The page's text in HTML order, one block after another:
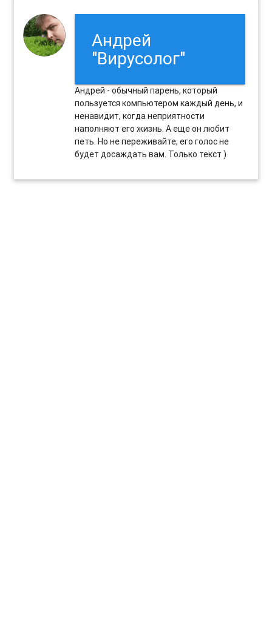
Андрей
"Вирусолог"
Андрей - обычный парень, который
пользуется компьютером каждый день, и
ненавидит, когда неприятности
наполняют его жизнь. А еще он любит
петь. Но не переживайте, его голос не
будет досаждать вам. Только текст )